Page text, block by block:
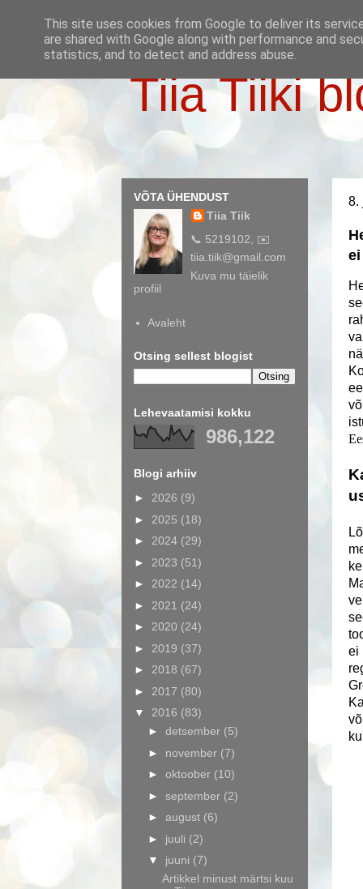
Tiia Tiiki
8.
ei
VÕTA ÜHENDUST
Tiia Tiik
📞 5219102, ✉️
tiia.tiik@gmail.com
Kuva mu täielik
profiil
Avaleht
Otsing sellest blogist
Lehevaatamisi kokku
986,122
Blogi arhiiv
► 2026 (9)
► 2025 (18)
► 2024 (29)
► 2023 (51)
► 2022 (14)
► 2021 (24)
► 2020 (24)
► 2019 (37)
► 2018 (67)
► 2017 (80)
▼ 2016 (83)
► detsember (5)
► november (7)
► oktoober (10)
► september (2)
► august (6)
► juuli (2)
▼ juuni (7)
Artikkel minust märtsi kuu
This site uses cookies from Google to deliver its
are shared with Google along with performance and
statistics, and to detect and address abuse.